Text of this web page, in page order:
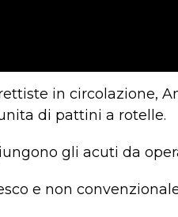
in circolazione,
di pattini a rotelle.
gli acuti da
e non